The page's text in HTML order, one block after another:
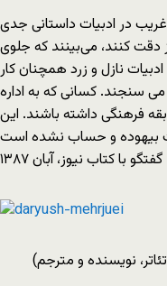
در ادبیات داستانی جدی
کنند، می‌بینند که جلوی
نازل و زرد همچنان کار
سنجند. کسانی که به اداره
فرهنگی داشته باشند. این
گفتگو با کتاب نیوز، آبان ۱۳۸۷
نویسنده و مترجم)